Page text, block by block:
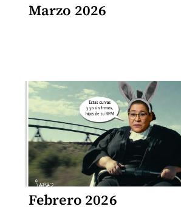
Marzo 2026
Febrero 2026